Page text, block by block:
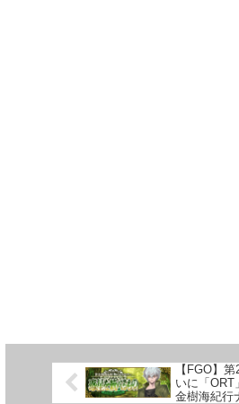
【FGO】
いに「ORT
金樹海紀行